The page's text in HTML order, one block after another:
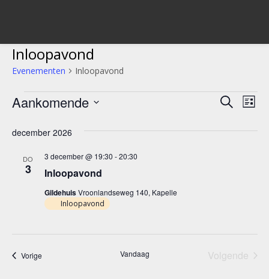
Inloopavond
Evenementen Inloopavond
Evenementen Zoeken
Lijst
Aankomende
een
december 2026
DO
3 Inloopavond
3 december @ 19:30 -20:30
GildehuisVroonlandseweg 140, Kapelle
Inloopavond
VorigeEvenementen Vandaag
Volgende